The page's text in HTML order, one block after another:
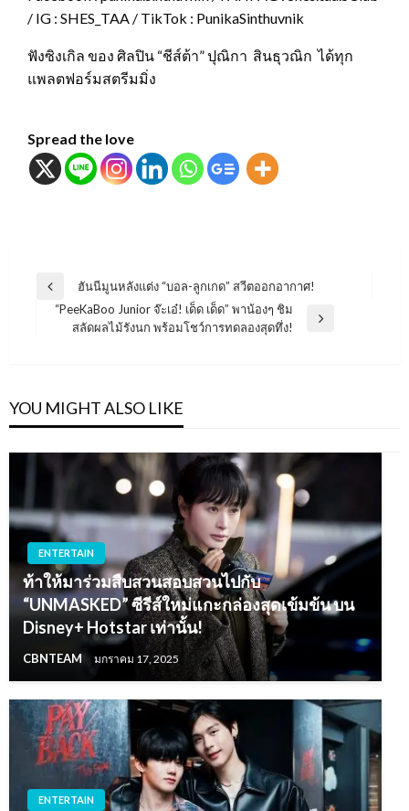
/ IG : SHES_TAA / TikTok : PunikaSinthuvnik
ฟังซิงเกิล ของ ศิลปิน “ชีส์ต้า” ปุณิกา สินธุวณิก ได้ทุก
แพลตฟอร์มสตรีมมิ่ง
Spread the love
แนะแนว
เรื่อง
Previous
Post
ฮันนีมูนหลังแต่ง “บอล-ลูกเกด” สวีตออกอากาศ!
Next
“PeeKaBoo Junior จ๊ะเอ๋! เด็ด เด็ด” พาน้องๆ ชิม
สลัดผลไม้รังนก พร้อมโชว์การทดลองสุดทึ่ง!
YOU MIGHT ALSO LIKE
ENTERTAIN
ท้าให้มาร่วมสืบสวนสอบสวนไปกับ
“UNMASKED” ซีรีส์ใหม่แกะกล่องสุดเข้มข้น บน
Disney+ Hotstar เท่านั้น!
CBNTEAM มกราคม 17, 2025
ENTERTAIN